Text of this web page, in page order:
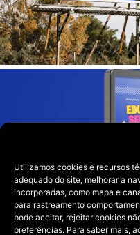
Utilizamos cookies e recursos
adequado do site, melhorar a
incorporadas, como mapa e
para rastreamento
pode aceitar, rejeitar cookies
preferências. Para saber mais,